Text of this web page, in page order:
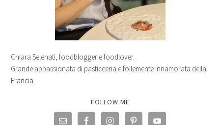
Chiara Selenati, foodblogger e foodlover.
Grande appassionata di pasticceria e follemente innamorata della
Francia.
FOLLOW ME